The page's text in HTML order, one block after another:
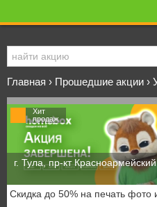
Главная › Прошедшие акции ›
Хит
продаж
г. Тула, пр-кт
Скидка до 50% на печать фото